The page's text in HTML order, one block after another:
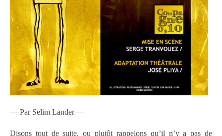
— Par Selim Lander —
Disons tout de suite, ou plutôt rappelons qu’il n’y a pas de